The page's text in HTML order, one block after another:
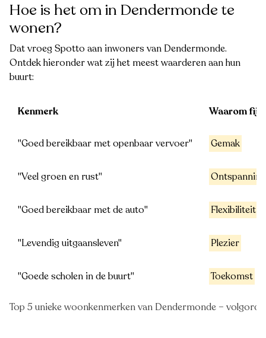
Hoe is het om in Dendermonde te
wonen?
Dat vroeg Spotto aan inwoners van Dendermonde.
Ontdek hieronder wat zij het meest waarderen aan hun
buurt:
Top 5 unieke woonkenmerken van Dendermonde –
Kenmerk Waarom
"Goed bereikbaar met openbaar vervoer" Gemak
"Veel groen en rust" Ontspanning
"Goed bereikbaar met de auto" Flexibiliteit
"Levendig uitgaansleven" Plezier
"Goede scholen in de buurt" Toekomst